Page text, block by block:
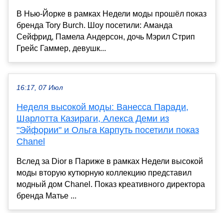
В Нью-Йорке в рамках Недели моды прошёл показ
бренда Tory Burch. Шоу посетили: Аманда
Сейфрид, Памела Андерсон, дочь Мэрил Стрип
Грейс Гаммер, девушк...
16:17, 07 Июл
Неделя высокой моды: Ванесса Паради,
Шарлотта Казираги, Алекса Деми из
"Эйфории" и Ольга Карпуть посетили показ
Chanel
Вслед за Dior в Париже в рамках Недели высокой
моды вторую кутюрную коллекцию представил
модный дом Chanel. Показ креативного директора
бренда Матье ...